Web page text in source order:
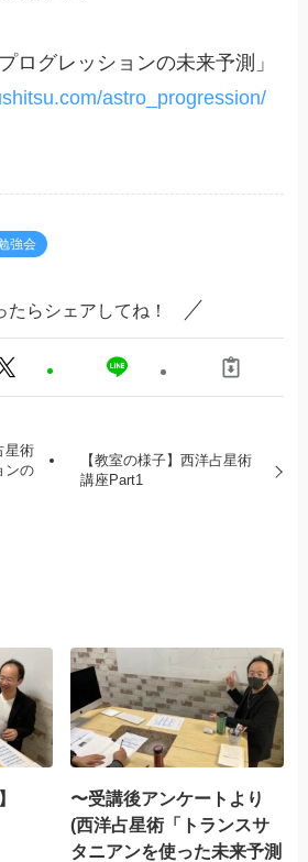
ログレッションの未来予測」
astro_progression/
強会
たらシェアしてね！
星術
ンの
【教室の様子】西洋占星術
講座Part1
〜受講後アンケートより
(西洋占星術「トランスサ
タニアンを使った未来予測